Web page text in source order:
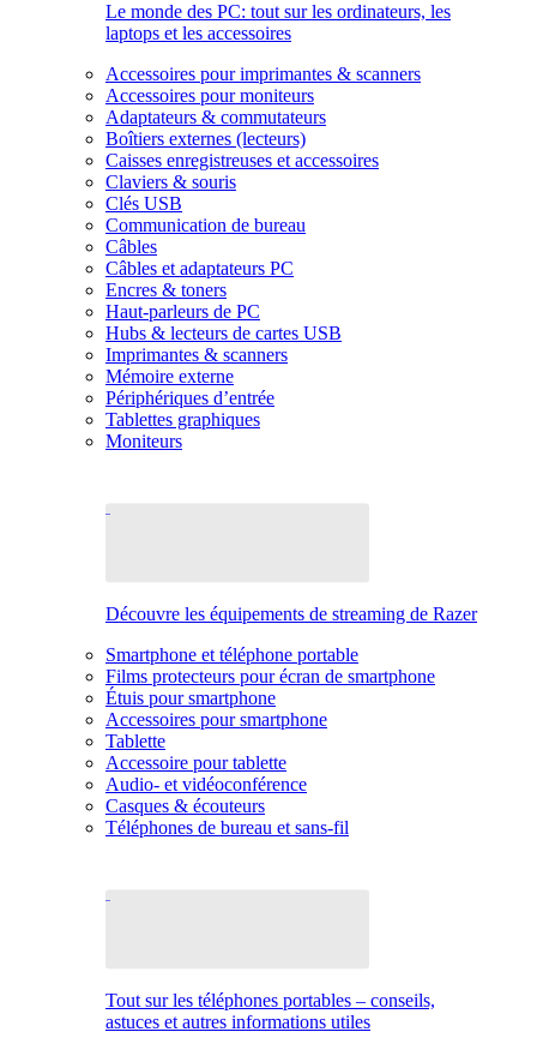
Le monde des PC: tout sur les ordinateurs, les
laptops et les accessoires
Accessoires pour imprimantes & scanners
Accessoires pour moniteurs
Adaptateurs & commutateurs
Boîtiers externes (lecteurs)
Caisses enregistreuses et accessoires
Claviers & souris
Clés USB
Communication de bureau
Câbles
Câbles et adaptateurs PC
Encres & toners
Haut-parleurs de PC
Hubs & lecteurs de cartes USB
Imprimantes & scanners
Mémoire externe
Périphériques d’entrée
Tablettes graphiques
Moniteurs
Découvre les équipements de streaming de Razer
Smartphone et téléphone portable
Films protecteurs pour écran de smartphone
Étuis pour smartphone
Accessoires pour smartphone
Tablette
Accessoire pour tablette
Audio- et vidéoconférence
Casques & écouteurs
Téléphones de bureau et sans-fil
Tout sur les téléphones portables – conseils,
astuces et autres informations utiles